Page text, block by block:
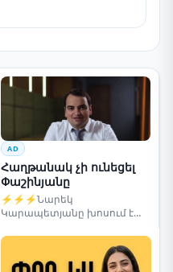
AD
Հաղթանակ չի ունեցել
Փաշինյանը
⚡⚡⚡Նարեկ
Կարապետյանը խոսում է